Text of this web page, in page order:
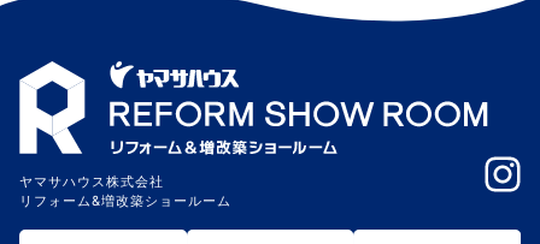
ヤマサハウス株式会社
リフォーム&増改築ショールーム